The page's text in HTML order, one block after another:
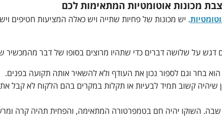
מכונות אוטומטיות המתאימות לכם
. יש מכונות של פחיות שתייה ויש כאלה המציעות חטיפים
דגש על שלושה דברים כדי שתהיו מרוצים בסופו של דבר מהמכשיר
בחר וגם לספור נכון את העודף ולא להשאיר אותה תקועה בפנים.
שיהיה קשוב תמיד לבעיות או תקלות במקרים בהם הלקוח לא קבל
שבה. השוקו יהיה חם בטמפרטורה המתאימה, והפחית תהיה קרה